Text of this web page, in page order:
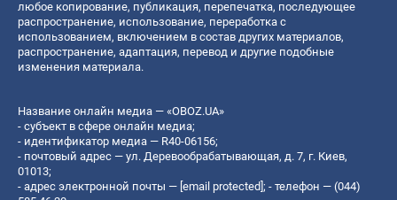
любое копирование, публикация, перепечатка, последующее
распространение, использование, переработка с
использованием, включением в состав других материалов,
распространение, адаптация, перевод и другие подобные
изменения материала.
Название онлайн медиа — «OBOZ.UA»
- субъект в сфере онлайн медиа;
- идентификатор медиа — R40-06156;
- почтовый адрес — ул. Деревообрабатывающая, д. 7, г. Киев,
01013;
- адрес электронной почты — [email protected]; - телефон — (044)